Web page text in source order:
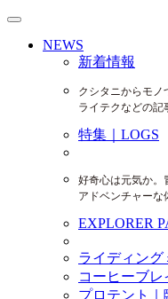
NEWS
新着情報
クシタニからモノ
ライテクなどの
特集｜LOGS
好奇心は元気か。
アドベンチャーな
EXPLORER
ライディン
コーヒーブ
プロテント｜